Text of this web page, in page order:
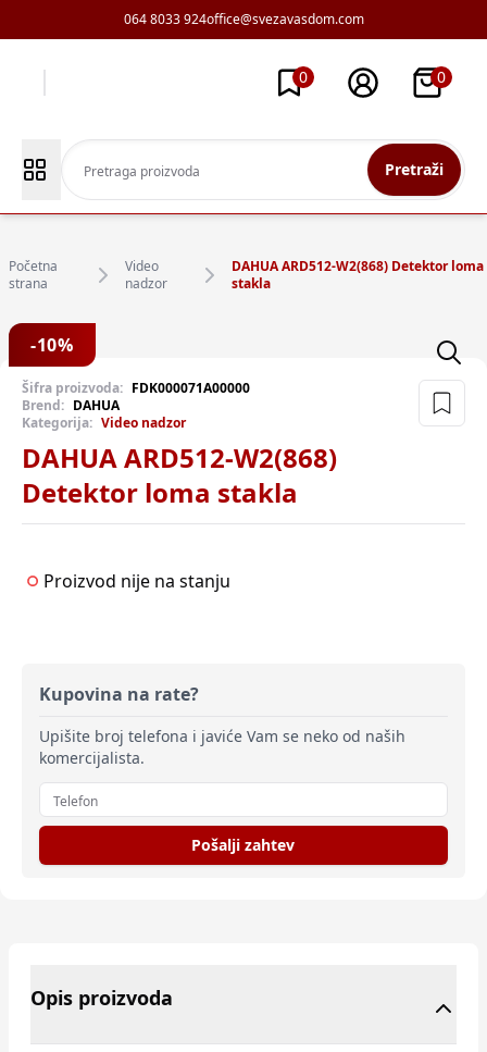
064 8033 924office@svezavasdom.com
0 0
Pretraži
Početna
strana
Video
nadzor
DAHUA ARD512-W2(868) Detektor loma
stakla
-10%
Šifra proizvoda: FDK000071A00000
Brend: DAHUA
Kategorija: Video nadzor
DAHUA ARD512-W2(868)
Detektor loma stakla
Proizvod nije na stanju
Kupovina na rate?
Upišite broj telefona i javiće Vam se neko od naših
komercijalista.
Pošalji zahtev
Opis proizvoda